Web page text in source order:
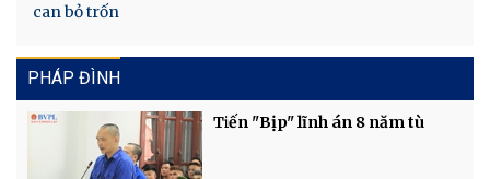
can bỏ trốn
PHÁP ĐÌNH
Tiến "Bịp" lĩnh án 8 năm tù